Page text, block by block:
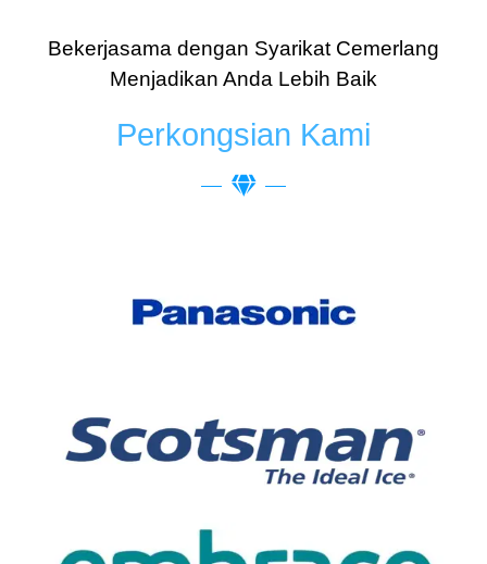
Bekerjasama dengan Syarikat Cemerlang
Menjadikan Anda Lebih Baik
Perkongsian Kami